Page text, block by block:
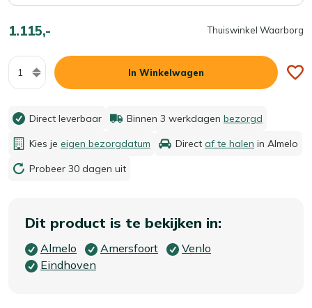
1.115,- Thuiswinkel Waarborg
Aantal
In Winkelwagen
Direct leverbaar Binnen 3 werkdagen bezorgd
Kies je eigen bezorgdatum Direct af te halen in Almelo
Probeer 30 dagen uit
Dit product is te bekijken in:
Almelo Amersfoort
Venlo
Eindhoven